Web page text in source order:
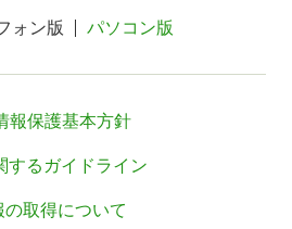
ォン版 パソコン版
報保護基本方針
するガイドライン
取得について